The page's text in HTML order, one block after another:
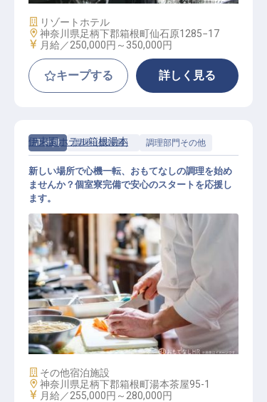
施設業態
リゾートホテル
勤務地
神奈川県足柄下郡箱根町仙石原1285−17
給与
月給／250,000円～ 350,000円
キープする 詳しく見る
正社員 調理（調理師） 調理部門その他
調理スタッフ（一般）
伊東園ホテル箱根湯本
新しい場所で心機一転、おもてなしの調理を始め
ませんか？個室寮完備で安心のスタートを応援し
ます。
施設業態
その他宿泊施設
勤務地
神奈川県足柄下郡箱根町湯本茶屋95-1
給与
月給／255,000円～ 280,000円